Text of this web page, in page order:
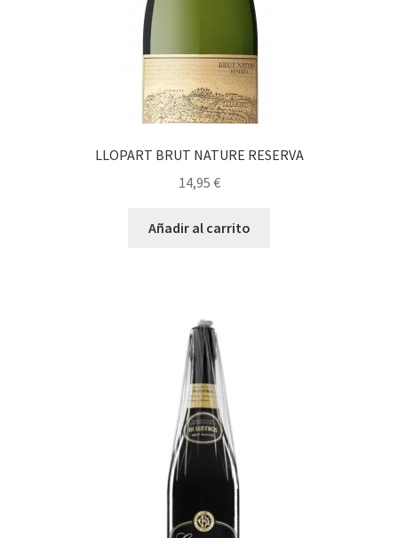
LLOPART BRUT NATURE RESERVA
14,95 €
Añadir al carrito